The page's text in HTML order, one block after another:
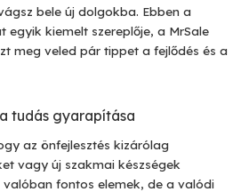
bele új dolgokba. Ebben a
egyik kiemelt szereplője, a MrSale
meg veled pár tippet a fejlődés és a
tudás gyarapítása
az önfejlesztés kizárólag
vagy új szakmai készségek
valóban fontos elemek, de a valódi